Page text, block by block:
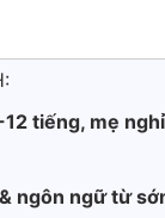
tiếng, mẹ
ngôn ngữ từ